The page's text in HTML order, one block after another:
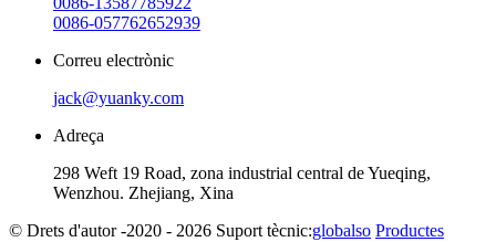
0086-057762652939
Correu electrònic
jack@yuanky.com
Adreça
298 Weft 19 Road, zona industrial central de Yueqing,
Wenzhou. Zhejiang, Xina
© Drets d'autor -2020 - 2026 Suport tècnic:globalso Productes